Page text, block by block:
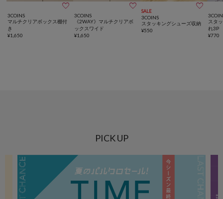

3COINS
マルチクリアボックス棚付
き
¥1,650

3COINS
《2WAY》マルチクリアボ
ックスワイド
¥1,650
SALE 
3COINS
スタッキングシューズ収納
¥550
スタ
れ3P
¥770
PICK UP